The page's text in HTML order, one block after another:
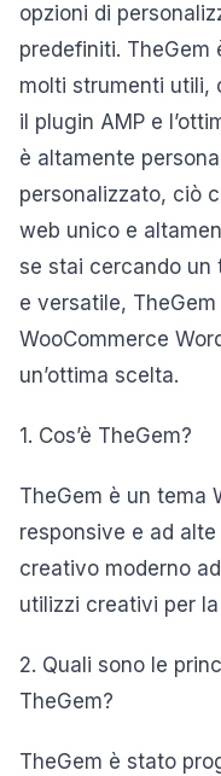
opzioni di
predefiniti.
molti strumenti utili,
il plugin AMP e
è altamente
personalizzato, ciò
web unico e
se stai cercando un
e versatile,
WooCommerce
un’ottima scelta.
1. Cos’è TheGem?
TheGem è un tema
responsive e ad
creativo moderno
utilizzi creativi per
2. Quali sono le
TheGem?
TheGem è stato